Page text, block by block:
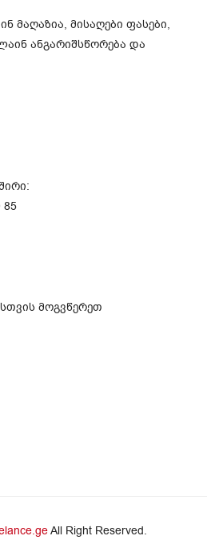
მაღაზია, მისაღები ფასები,
ანგარიშსწორება და
85
მოგვწერეთ
All Right Reserved.